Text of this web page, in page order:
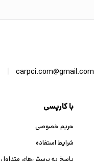
carpci.com@gmail.com
|
با کارپسی
حریم خصوصی
شرایط استفاده